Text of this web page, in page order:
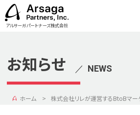
アルサーガパートナーズ株式会社
お知らせ ／ NEWS
ホーム 株式会社リレが運営するBtoBマー